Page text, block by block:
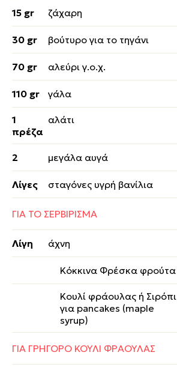
15 gr ζάχαρη
30 gr βούτυρο για το τηγάνι
70 gr αλεύρι γ.ο.χ.
110 gr γάλα
1
πρέζα
αλάτι
2 μεγάλα αυγά
Λίγες σταγόνες υγρή βανίλια
ΓΙΑ ΤΟ ΣΕΡΒΙΡΙΣΜΑ
Λίγη άχνη
Κόκκινα Φρέσκα φρούτα
Κουλί φράουλας ή Σιρόπι
για pancakes (maple
syrup)
ΓΙΑ ΓΡΗΓΟΡΟ ΚΟΥΛΙ ΦΡΑΟΥΛΑΣ